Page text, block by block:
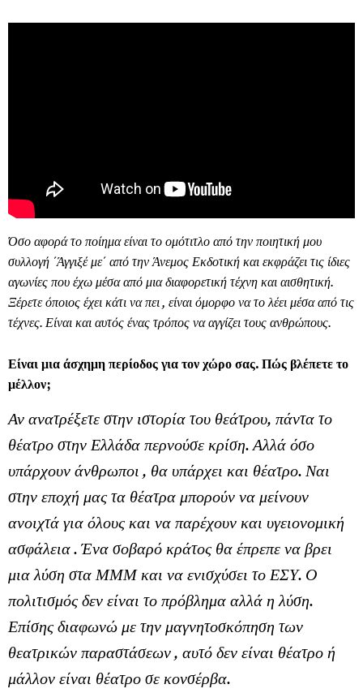
Όσο αφορά το ποίημα είναι το ομότιτλο από την ποιητική μου
συλλογή ΄Άγγιξέ με΄ από την Άνεμος Εκδοτική και εκφράζει τις ίδιες
αγωνίες που έχω μέσα από μια διαφορετική τέχνη και αισθητική.
Ξέρετε όποιος έχει κάτι να πει , είναι όμορφο να το λέει μέσα από τις
τέχνες. Είναι και αυτός ένας τρόπος να αγγίζει τους ανθρώπους.
Είναι μια άσχημη περίοδος για τον χώρο σας. Πώς βλέπετε το
μέλλον;
Αν ανατρέξετε στην ιστορία του θεάτρου, πάντα το
θέατρο στην Ελλάδα περνούσε κρίση. Αλλά όσο
υπάρχουν άνθρωποι , θα υπάρχει και θέατρο. Ναι
στην εποχή μας τα θέατρα μπορούν να μείνουν
ανοιχτά για όλους και να παρέχουν και υγειονομική
ασφάλεια . Ένα σοβαρό κράτος θα έπρεπε να βρει
μια λύση στα ΜΜΜ και να ενισχύσει το ΕΣΥ. Ο
πολιτισμός δεν είναι το πρόβλημα αλλά η λύση.
Επίσης διαφωνώ με την μαγνητοσκόπηση των
θεατρικών παραστάσεων , αυτό δεν είναι θέατρο ή
μάλλον είναι θέατρο σε κονσέρβα.